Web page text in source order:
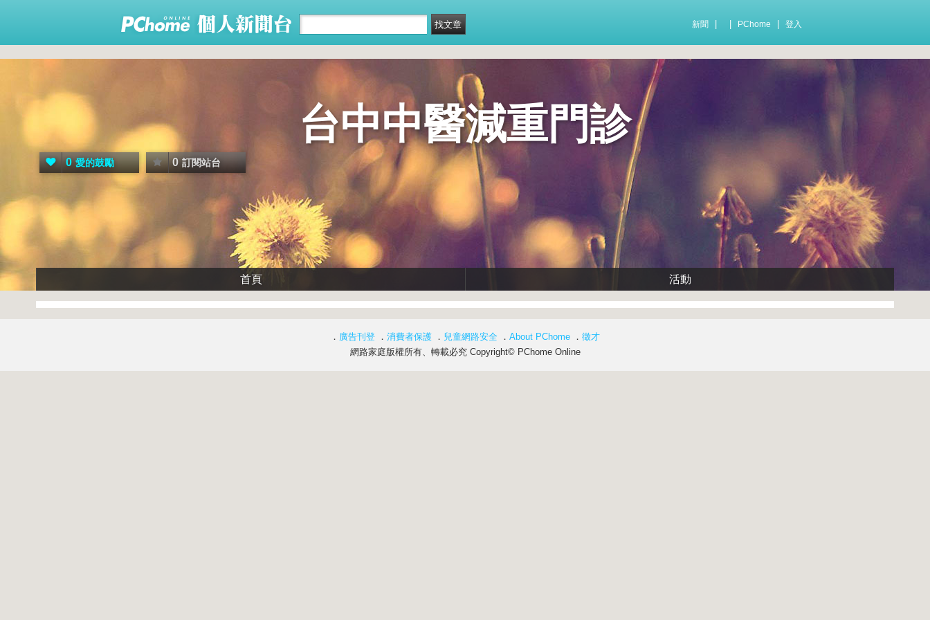
新聞 PChome 登入
台中中醫減重門診
0 愛的鼓勵 0 訂閱站台
首頁 活動
． 廣告刊登 ． 消費者保護 ． 兒童網路安全 ． About PChome ． 徵才
網路家庭版權所有、轉載必究 Copyright© PChome Online